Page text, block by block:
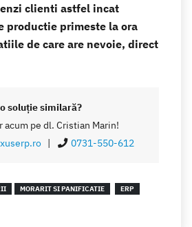
clienti astfel incat
productie primeste la ora
de care are nevoie, direct
soluţie similară?
pe dl. Cristian Marin!
| 0731-550-612
MORARIT SI PANIFICATIE
ERP